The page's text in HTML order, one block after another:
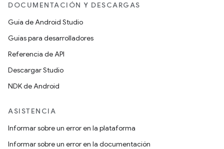
DOCUMENTACIÓN Y DESCARGAS
Guía de Android Studio
Guías para desarrolladores
Referencia de API
Descargar Studio
NDK de Android
ASISTENCIA
Informar sobre un error en la plataforma
Informar sobre un error en la documentación